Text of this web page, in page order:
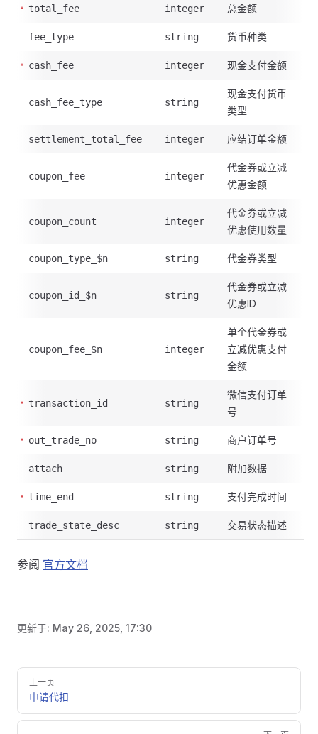
total_fee integer 总金额
fee_type string 货币种类
cash_fee integer 现金支付金额
cash_fee_type string
现金支付货币
类型
settlement_total_fee integer 应结订单金额
coupon_fee integer
代金券或立减
优惠金额
coupon_count integer
代金券或立减
优惠使用数量
coupon_type_$n string 代金券类型
coupon_id_$n string
代金券或立减
优惠ID
coupon_fee_$n integer
单个代金券或
立减优惠支付
金额
transaction_id string
微信支付订单
号
out_trade_no string 商户订单号
attach string 附加数据
time_end string 支付完成时间
trade_state_desc string 交易状态描述
参阅 官方文档
更新于: May 26, 2025, 17:30
Pager
上一页
申请代扣